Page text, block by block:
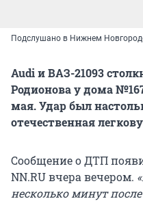
Подслушано в Нижнем
Audi и ВАЗ-21093
Родионова у дома
мая. Удар был
отечественная
Сообщение о ДТП
NN.RU вчера вечером.
несколько минут